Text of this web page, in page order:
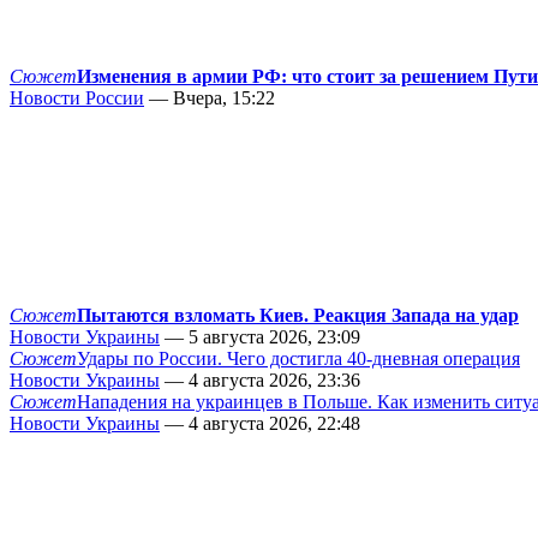
СюжетИзменения в армии РФ: что стоит за решением
Новости России — Вчера, 15:22
СюжетПытаются взломать Киев. Реакция Запада на удар
Новости Украины — 5 августа 2026, 23:09
СюжетУдары по России. Чего достигла 40-дневная операция
Новости Украины — 4 августа 2026, 23:36
СюжетНападения на украинцев в Польше. Как изменить
Новости Украины — 4 августа 2026, 22:48